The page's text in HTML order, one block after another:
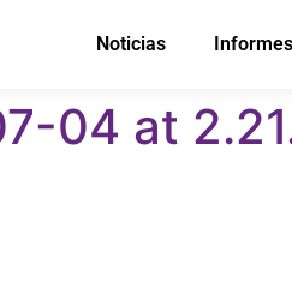
Noticias Informes
04 at